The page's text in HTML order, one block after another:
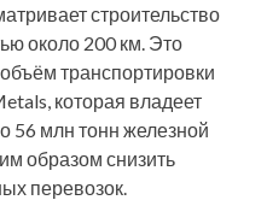
строительство
около 200 км. Это
транспортировки
которая владеет
56 млн тонн железной
образом снизить
перевозок.